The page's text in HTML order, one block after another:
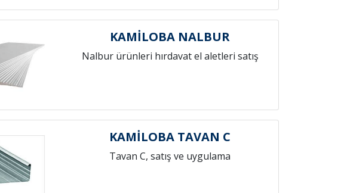
KAMİLOBA NALBUR
Nalbur ürünleri hırdavat el aletleri satış
KAMİLOBA TAVAN C
Tavan C, satış ve uygulama